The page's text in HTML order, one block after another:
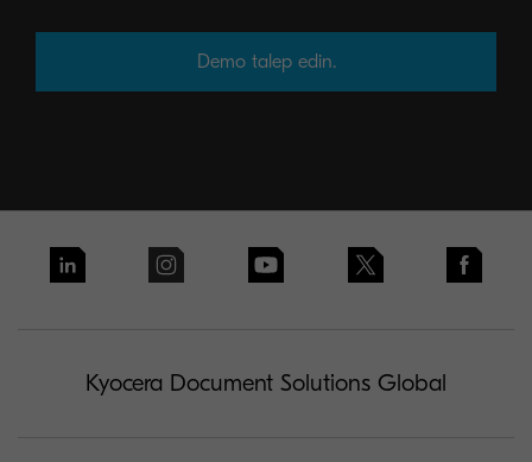
Demo talep edin.
Kyocera Document Solutions Global